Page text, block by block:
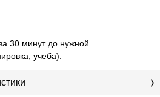
30 минут до нужной
учеба).